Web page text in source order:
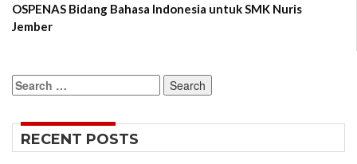
OSPENAS Bidang Bahasa Indonesia untuk SMK Nuris
Jember
Search
for:
RECENT POSTS